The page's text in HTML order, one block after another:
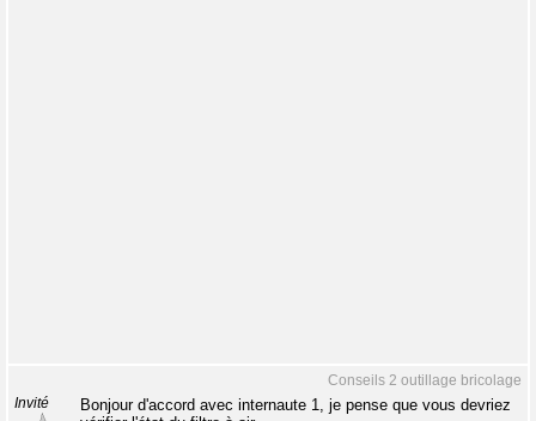
Conseils 2 outillage bricolage
Invité
Bonjour d'accord avec internaute 1, je pense que vous devriez